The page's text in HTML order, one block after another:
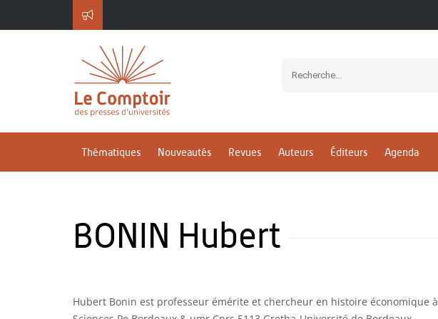
Thématiques Nouveautés Revues Auteurs Éditeurs Agenda
BONIN Hubert
Hubert Bonin est professeur émérite et chercheur en histoire économique à